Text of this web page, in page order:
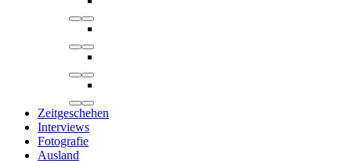
Zeitgeschehen
Interviews
Fotografie
Ausland